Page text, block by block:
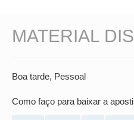
MATERIAL
Boa tarde, Pessoal
Como faço para baixar a